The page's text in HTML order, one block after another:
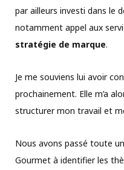
par ailleurs investi dans le
notamment appel aux
stratégie de marque.
Je me souviens lui avoir
prochainement. Elle m’a
structurer mon travail et
Nous avons passé toute
Gourmet à identifier les